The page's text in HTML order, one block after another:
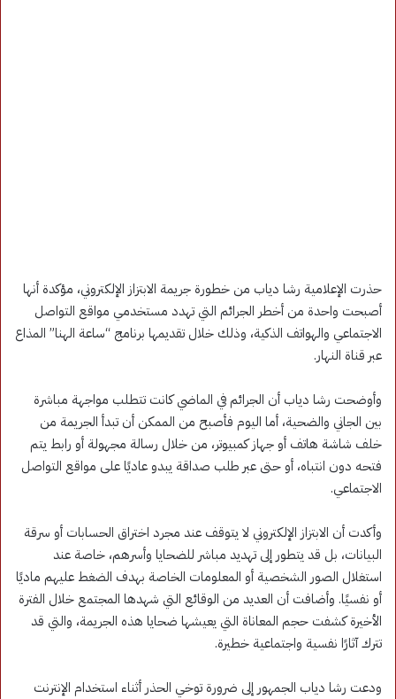
حذرت الإعلامية رشا دياب من خطورة جريمة الابتزاز الإلكتروني، مؤكدة أنها
أصبحت واحدة من أخطر الجرائم التي تهدد مستخدمي مواقع التواصل
الاجتماعي والهواتف الذكية، وذلك خلال تقديمها برنامج “ساعة الهنا” المذاع
عبر قناة النهار.
وأوضحت رشا دياب أن الجرائم في الماضي كانت تتطلب مواجهة مباشرة
بين الجاني والضحية، أما اليوم فأصبح من الممكن أن تبدأ الجريمة من
خلف شاشة هاتف أو جهاز كمبيوتر، من خلال رسالة مجهولة أو رابط يتم
فتحه دون انتباه، أو حتى عبر طلب صداقة يبدو عاديًا على مواقع التواصل
الاجتماعي.
وأكدت أن الابتزاز الإلكتروني لا يتوقف عند مجرد اختراق الحسابات أو سرقة
البيانات، بل قد يتطور إلى تهديد مباشر للضحايا وأسرهم، خاصة عند
استغلال الصور الشخصية أو المعلومات الخاصة بهدف الضغط عليهم ماديًا
أو نفسيًا. وأضافت أن العديد من الوقائع التي شهدها المجتمع خلال الفترة
الأخيرة كشفت حجم المعاناة التي يعيشها ضحايا هذه الجريمة، والتي قد
تترك آثارًا نفسية واجتماعية خطيرة.
ودعت رشا دياب الجمهور إلى ضرورة توخي الحذر أثناء استخدام الإنترنت